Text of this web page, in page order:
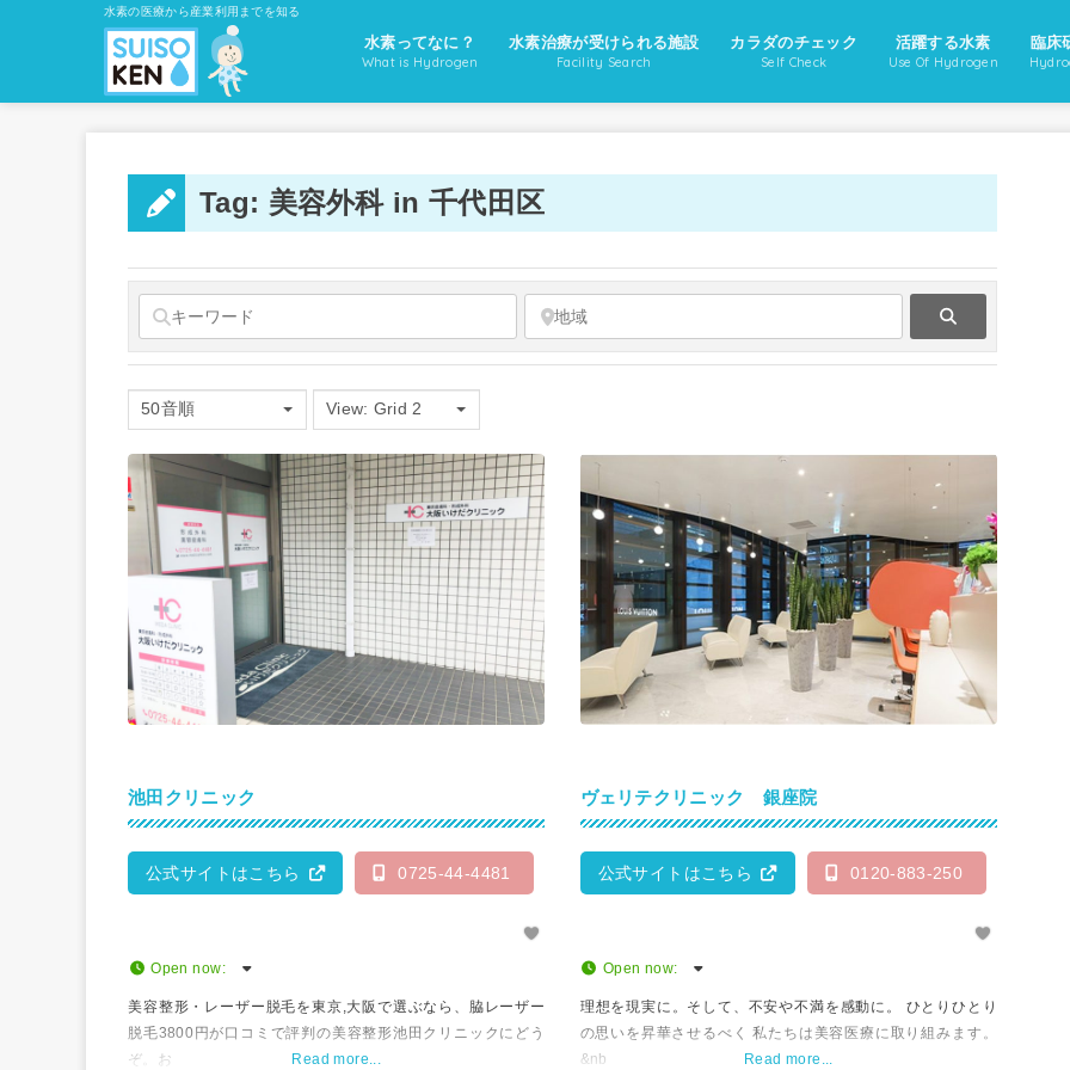
水素の医療から産業利用までを知る
水素ってなに？
What is Hydrogen
水素治療が受けられる施設
Facility Search
カラダのチェック
Self Check
活躍する水素
Use Of Hydrogen
臨床
Tag: 美容外科 in 千代田区
50音順 View: Grid 2
池田クリニック
公式サイトはこちら 0725-44-4481
Open now:
美容整形・レーザー脱毛を東京,大阪で選ぶなら、脇レーザー
脱毛3800円が口コミで評判の美容整形池田クリニックにどう
ぞ。お
Read more...
ヴェリテクリニック 銀座院
公式サイトはこちら 0120-883-250
Open now:
理想を現実に。そして、不安や不満を感動に。 ひとりひとり
の思いを昇華させるべく 私たちは美容医療に取り組みます。
&nb
Read more...